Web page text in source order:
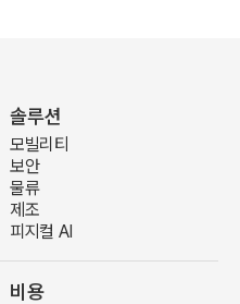
솔루션
모빌리티
보안
물류
제조
피지컬 AI
비용